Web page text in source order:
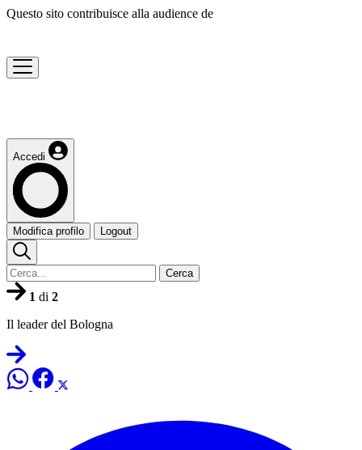
Questo sito contribuisce alla audience de
Accedi
Modifica profilo Logout
Cerca
1 di 2
Il leader del Bologna